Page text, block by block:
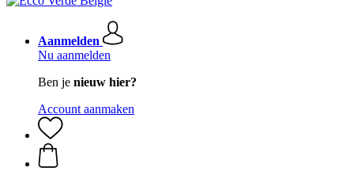
Aanmelden
Nu aanmelden
Ben je nieuw hier?
Account aanmaken